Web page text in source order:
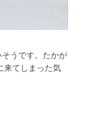
うです。たかが
来てしまった気